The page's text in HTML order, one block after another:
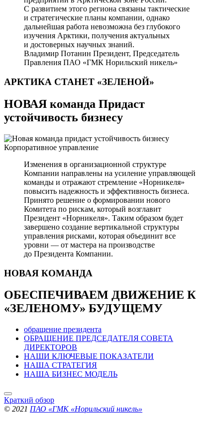
С развитием этого региона связаны тактические
и стратегические планы компании, однако
дальнейшая работа невозможна без глубокого
изучения Арктики, получения актуальных
и достоверных научных знаний.
Владимир Потанин Президент, Председатель
Правления ПАО «ГМК Норильский никель»
АРКТИКА СТАНЕТ «ЗЕЛЕНОЙ»
НОВАЯ команда Придаст
устойчивость бизнесу
Корпоративное управление
Изменения в организационной структуре
Компании направлены на усиление управляющей
команды и отражают стремление «Норникеля»
повысить надежность и эффективность бизнеса.
Принято решение о формировании нового
Комитета по рискам, который возглавит
Президент «Норникеля». Таким образом будет
завершено создание вертикальной структуры
управления рисками, которая объединит все
уровни — от мастера на производстве
до Президента Компании.
НОВАЯ КОМАНДА
ОБЕСПЕЧИВАЕМ ДВИЖЕНИЕ К
«ЗЕЛЕНОМУ» БУДУЩЕМУ
обращение президента
ОБРАЩЕНИЕ ПРЕДСЕДАТЕЛЯ СОВЕТА
ДИРЕКТОРОВ
НАШИ КЛЮЧЕВЫЕ ПОКАЗАТЕЛИ
НАША СТРАТЕГИЯ
НАША БИЗНЕС МОДЕЛЬ
Краткий обзор
© 2021 ПАО «ГМК «Норильский никель»